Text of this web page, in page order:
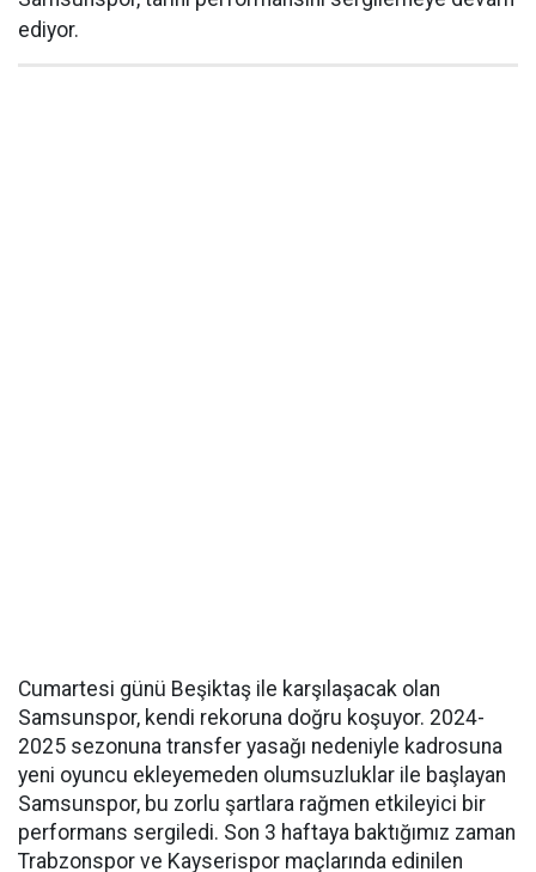
ediyor.
Cumartesi günü Beşiktaş ile karşılaşacak olan
Samsunspor, kendi rekoruna doğru koşuyor. 2024-
2025 sezonuna transfer yasağı nedeniyle kadrosuna
yeni oyuncu ekleyemeden olumsuzluklar ile başlayan
Samsunspor, bu zorlu şartlara rağmen etkileyici bir
performans sergiledi. Son 3 haftaya baktığımız zaman
Trabzonspor ve Kayserispor maçlarında edinilen